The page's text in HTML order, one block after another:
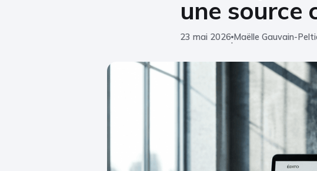
une source
23 mai 2026
·
Maëlle Gauvain-